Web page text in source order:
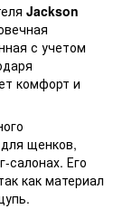
Jackson
с учетом
комфорт и
щенков,
салонах. Его
как материал